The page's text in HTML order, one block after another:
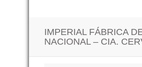
IMPERIAL FÁBRICA
NACIONAL – CIA.